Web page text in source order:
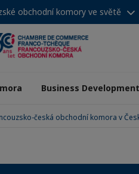
obchodní komory ve světě
Business Development
česká obchodní komora v